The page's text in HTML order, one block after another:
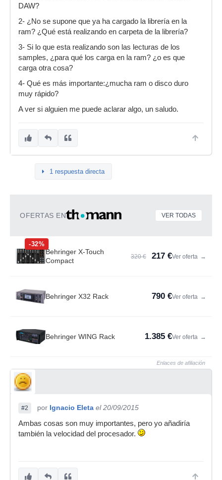
DAW?
2- ¿No se supone que ya ha cargado la librería en la
ram? ¿Qué está realizando en carpeta de la librería?
3- Si lo que esta realizando son las lecturas de los
samples, ¿para qué los carga en la ram? ¿o es que
carga otra cosa?
4- Qué es más importante:¿mucha ram o disco duro
muy rápido?
A ver si alguien me puede aclarar algo, un saludo.
1 respuesta directa
OFERTAS EN VER TODAS
-32%
Behringer X-Touch
Compact
320 € 217 €Ver oferta →
Behringer X32 Rack 790 €Ver oferta →
Behringer WING Rack 1.385 €Ver oferta →
Enlaces de afiliación
#2 por Ignacio Eleta el 20/09/2015
Ambas cosas son muy importantes, pero yo añadiría
también la velocidad del procesador.